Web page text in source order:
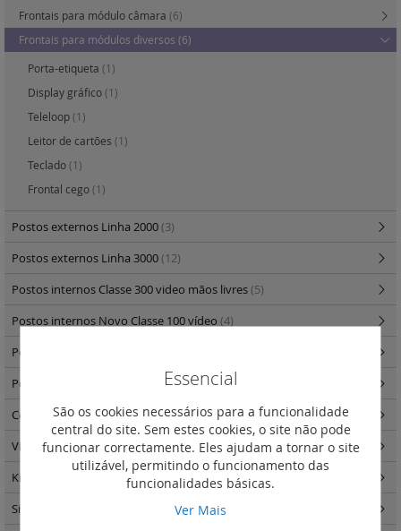
Frontais para módulo câmara (6)
Frontais para módulos diversos (6)
Porta-etiqueta (1)
Display gráfico(1)
Teleloop(1)
Leitor de cartões (1)
Teclado(1)
Frontal cego(1)
Postos externos Linha 2000(3)
Postos externos Linha 3000(12)
Postos internos Classe 300 video mãos livres(5)
Postos internos Novo Classe 100 vídeo (4)
Postos internos Novo Classe 100 áudio
Postos internos Novo Classe 100 - acessórios
Componentes de sistema(14)
Video controlo para porteiros(1)
Kits video e áudio porteiros(8)
Sistema IP
Essencial
São os cookies necessários para a funcionalidade
central do site. Sem estes cookies, o site não pode
funcionar correctamente. Eles ajudam a tornar o site
utilizável, permitindo o funcionamento das
funcionalidades básicas.
Ver Mais